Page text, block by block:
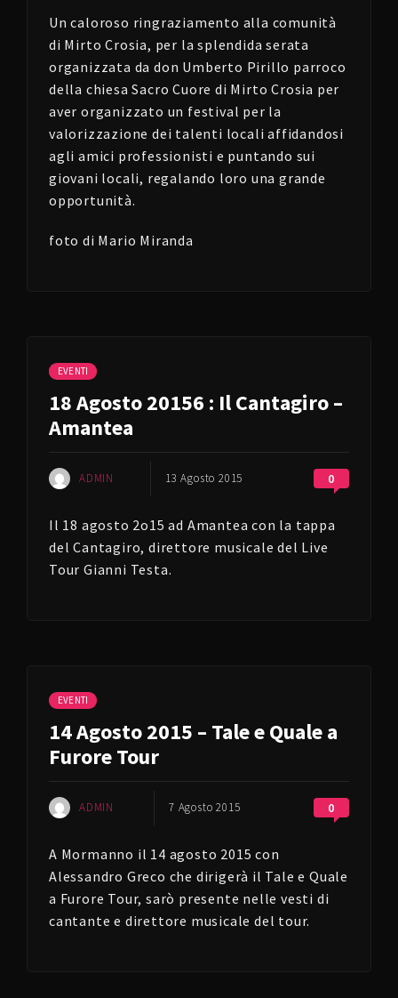
Un caloroso ringraziamento alla comunità
di Mirto Crosia, per la splendida serata
organizzata da don Umberto Pirillo parroco
della chiesa Sacro Cuore di Mirto Crosia per
aver organizzato un festival per la
valorizzazione dei talenti locali affidandosi
agli amici professionisti e puntando sui
giovani locali, regalando loro una grande
opportunità.
foto di Mario Miranda
EVENTI
18 Agosto 20156 : Il Cantagiro –
Amantea
ADMIN 13 Agosto 2015 0
Il 18 agosto 2o15 ad Amantea con la tappa
del Cantagiro, direttore musicale del Live
Tour Gianni Testa.
EVENTI
14 Agosto 2015 – Tale e Quale a
Furore Tour
ADMIN 7 Agosto 2015 0
A Mormanno il 14 agosto 2015 con
Alessandro Greco che dirigerà il Tale e Quale
a Furore Tour, sarò presente nelle vesti di
cantante e direttore musicale del tour.